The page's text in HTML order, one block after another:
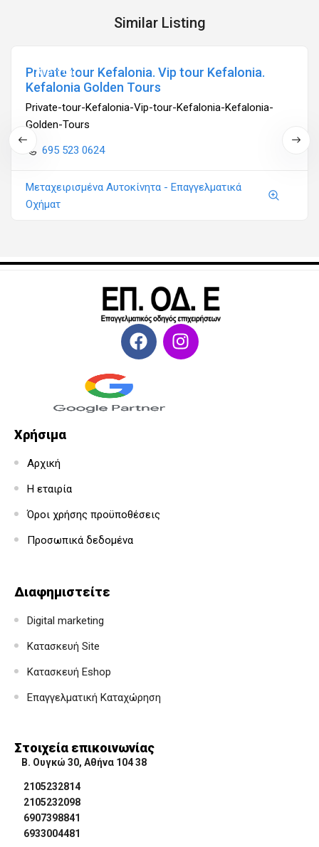
Similar Listing
Ανοιχτά
Private tour Kefalonia. Vip tour Kefalonia.
Kefalonia Golden Tours
Private-tour-Kefalonia-Vip-tour-Kefalonia-Kefalonia-
Golden-Tours
695 523 0624
Μεταχειρισμένα Αυτοκίνητα - Επαγγελματικά
Οχήματ
Χρήσιμα
Αρχική
Η εταιρία
Όροι χρήσης προϋποθέσεις
Προσωπικά δεδομένα
Διαφημιστείτε
Digital marketing
Κατασκευή Site
Κατασκευή Eshop
Επαγγελματική Καταχώρηση
Στοιχεία επικοινωνίας
Β. Ουγκώ 30, Αθήνα 104 38
2105232814
2105232098
6907398841
6933004481